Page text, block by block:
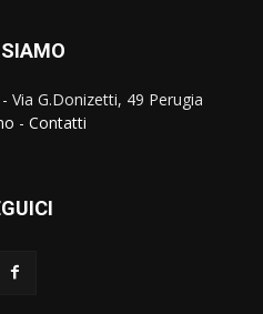
Via G.Donizetti, 49 Perugia
- Contatti